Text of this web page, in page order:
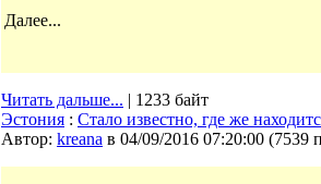
Далее...
Читать дальше... | 1233 байт
Эстония : Стало известно, где же
Автор: kreana в 04/09/2016 07:20:00 (7539